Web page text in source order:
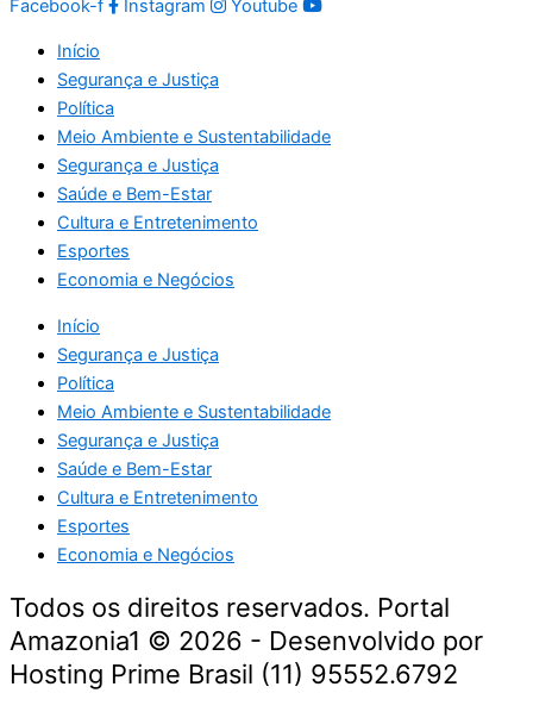
Facebook-f Instagram Youtube
Início
Segurança e Justiça
Política
Meio Ambiente e Sustentabilidade
Segurança e Justiça
Saúde e Bem-Estar
Cultura e Entretenimento
Esportes
Economia e Negócios
Início
Segurança e Justiça
Política
Meio Ambiente e Sustentabilidade
Segurança e Justiça
Saúde e Bem-Estar
Cultura e Entretenimento
Esportes
Economia e Negócios
Todos os direitos reservados. Portal
Amazonia1 © 2026 - Desenvolvido por
Hosting Prime Brasil (11) 95552.6792